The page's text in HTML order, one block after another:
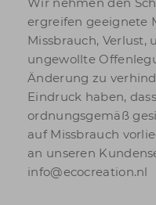
ergreifen geeignete
Missbrauch,
ungewollte
Änderung zu
Eindruck haben,
ordnungsgemäß
auf Missbrauch
an unseren
info@ecocreation.nl